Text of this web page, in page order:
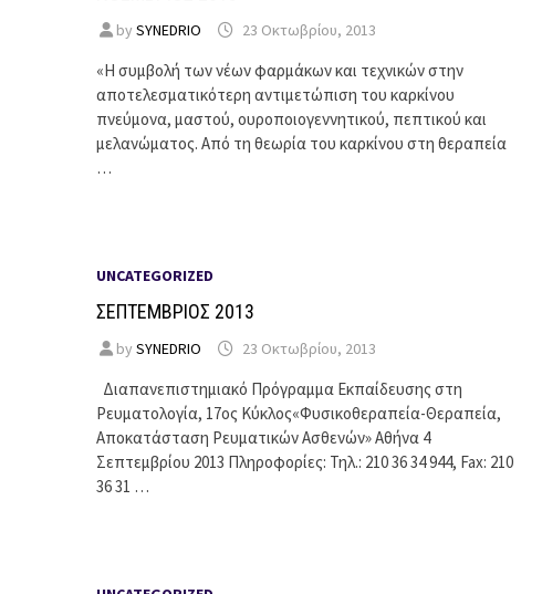
by SYNEDRIO 23 Οκτωβρίου, 2013
«Η συμβολή των νέων φαρμάκων και τεχνικών στην
αποτελεσματικότερη αντιμετώπιση του καρκίνου
πνεύμονα, μαστού, ουροποιογεννητικού, πεπτικού και
μελανώματος. Από τη θεωρία του καρκίνου στη θεραπεία
…
UNCATEGORIZED
ΣΕΠΤΕΜΒΡΙΟΣ 2013
by SYNEDRIO 23 Οκτωβρίου, 2013
Διαπανεπιστημιακό Πρόγραμμα Εκπαίδευσης στη
Ρευματολογία, 17ος Κύκλος«Φυσικοθεραπεία-Θεραπεία,
Αποκατάσταση Ρευματικών Ασθενών» Αθήνα 4
Σεπτεμβρίου 2013 Πληροφορίες: Τηλ.: 210 36 34 944, Fax: 210
36 31 …